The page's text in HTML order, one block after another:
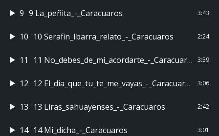
9 9 La_peñita_-_Caracuaros 3:43
10 10 Serafin_Ibarra_relato_-_Caracuaros 2:24
11 11 No_debes_de_mi_acordarte_-_Caracuaros 3:59
12 12 El_dia_que_tu_te_me_vayas_-_Caracuaros 3:06
13 13 Liras_sahuayenses_-_Caracuaros 2:42
14 14 Mi_dicha_-_Caracuaros 3:01